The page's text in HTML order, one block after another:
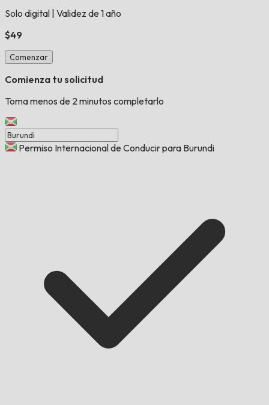
Solo digital Validez de 1 año
$49
Comenzar
Comienza tu solicitud
Toma menos de 2 minutos completarlo
Permiso Internacional de Conducir para Burundi